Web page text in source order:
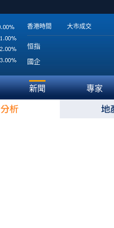
香港時間 大市成交
恒指
國企
新聞 專家